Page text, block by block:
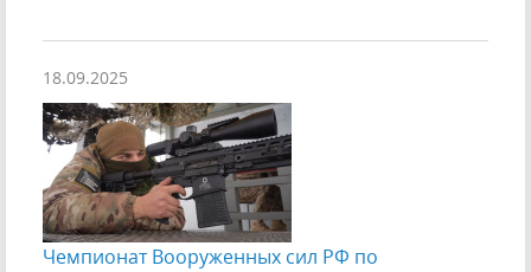
18.09.2025
Чемпионат Вооруженных сил РФ по